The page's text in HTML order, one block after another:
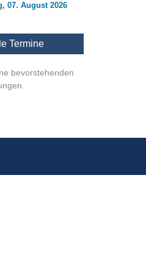
07. August 2026
Termine
bevorstehenden